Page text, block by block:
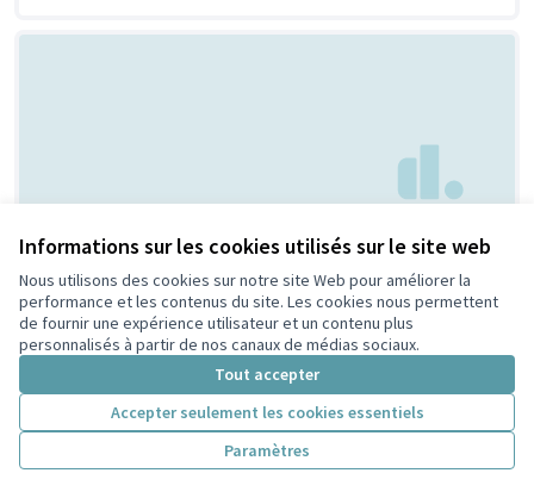
Informations sur les cookies utilisés sur le site web
Nous utilisons des cookies sur notre site Web pour améliorer la
performance et les contenus du site. Les cookies nous permettent
de fournir une expérience utilisateur et un contenu plus
personnalisés à partir de nos canaux de médias sociaux.
Tout accepter
Accepter seulement les cookies essentiels
Paramètres
Creation d'espaces
jeunesse
Non retenue par le tri
Bouaziz
1 4